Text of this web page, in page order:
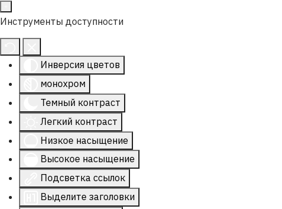
Инструменты доступности
Инверсия цветов
монохром
Темный контраст
Легкий контраст
Низкое насыщение
Высокое насыщение
Подсветка ссылок
Выделите заголовки